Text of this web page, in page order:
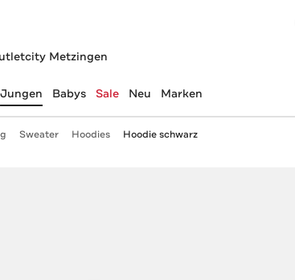
Metzingen
Jungen Babys Sale Neu Marken
Sweater Hoodies Hoodie schwarz